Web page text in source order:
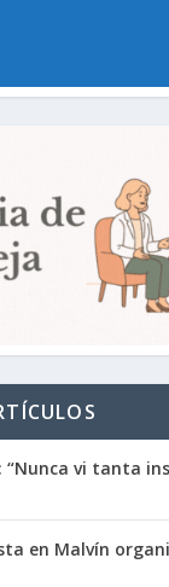
“Nunca vi tanta
en Malvín